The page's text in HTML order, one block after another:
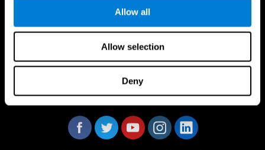
Allow all
Allow selection
Deny
Siga-nos em